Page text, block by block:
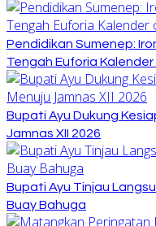
Pendidikan Sumenep:
Tengah Euforia
Bupati Ayu Dukung
Jamnas XII 2026
Bupati Ayu Tinjau
Buay Bahuga